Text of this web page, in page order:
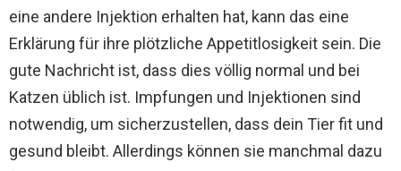
eine andere Injektion erhalten hat, kann das eine
Erklärung für ihre plötzliche Appetitlosigkeit sein. Die
gute Nachricht ist, dass dies völlig normal und bei
Katzen üblich ist. Impfungen und Injektionen sind
notwendig, um sicherzustellen, dass dein Tier fit und
gesund bleibt. Allerdings können sie manchmal dazu